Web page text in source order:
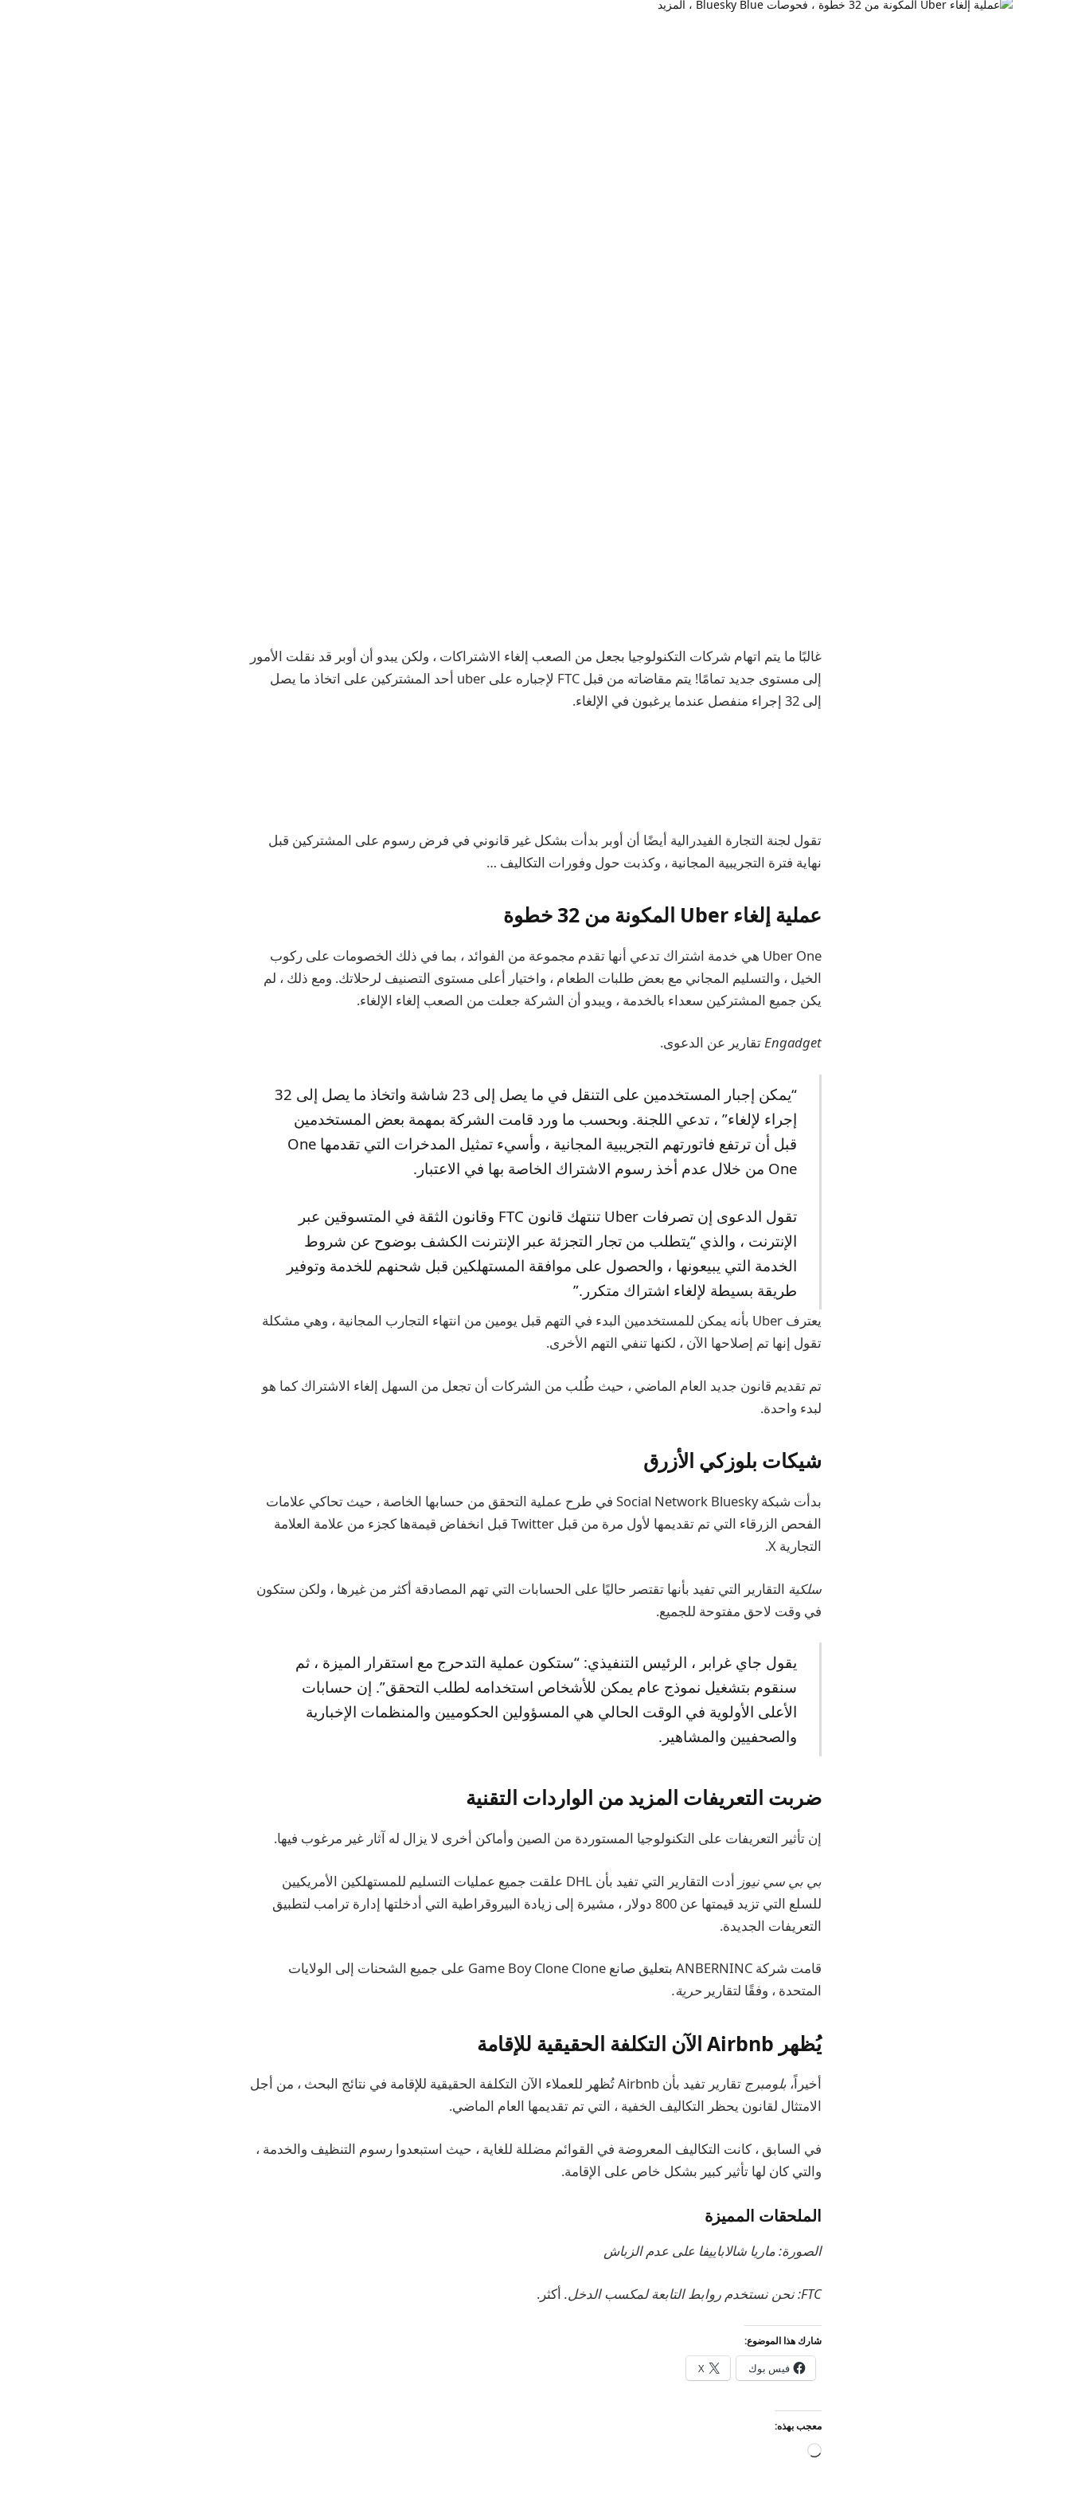
غالبًا ما يتم اتهام شركات التكنولوجيا بجعل من الصعب إلغاء الاشتراكات ، ولكن يبدو أن أوبر قد نقلت الأمور
إلى مستوى جديد تمامًا! يتم مقاضاته من قبل FTC لإجباره على uber أحد المشتركين على اتخاذ ما يصل
إلى 32 إجراء منفصل عندما يرغبون في الإلغاء.
تقول لجنة التجارة الفيدرالية أيضًا أن أوبر بدأت بشكل غير قانوني في فرض رسوم على المشتركين قبل
نهاية فترة التجريبية المجانية ، وكذبت حول وفورات التكاليف …
عملية إلغاء Uber المكونة من 32 خطوة
Uber One هي خدمة اشتراك تدعي أنها تقدم مجموعة من الفوائد ، بما في ذلك الخصومات على ركوب
الخيل ، والتسليم المجاني مع بعض طلبات الطعام ، واختيار أعلى مستوى التصنيف لرحلاتك. ومع ذلك ، لم
يكن جميع المشتركين سعداء بالخدمة ، ويبدو أن الشركة جعلت من الصعب إلغاء الإلغاء.
Engadgetتقارير عن الدعوى.
“يمكن إجبار المستخدمين على التنقل في ما يصل إلى 23 شاشة واتخاذ ما يصل إلى 32
إجراء لإلغاء” ، تدعي اللجنة. وبحسب ما ورد قامت الشركة بمهمة بعض المستخدمين
قبل أن ترتفع فاتورتهم التجريبية المجانية ، وأسيء تمثيل المدخرات التي تقدمها One
One من خلال عدم أخذ رسوم الاشتراك الخاصة بها في الاعتبار.
تقول الدعوى إن تصرفات Uber تنتهك قانون FTC وقانون الثقة في المتسوقين عبر
الإنترنت ، والذي “يتطلب من تجار التجزئة عبر الإنترنت الكشف بوضوح عن شروط
الخدمة التي يبيعونها ، والحصول على موافقة المستهلكين قبل شحنهم للخدمة وتوفير
طريقة بسيطة لإلغاء اشتراك متكرر.”
يعترف Uber بأنه يمكن للمستخدمين البدء في التهم قبل يومين من انتهاء التجارب المجانية ، وهي مشكلة
تقول إنها تم إصلاحها الآن ، لكنها تنفي التهم الأخرى.
تم تقديم قانون جديد العام الماضي ، حيث طُلب من الشركات أن تجعل من السهل إلغاء الاشتراك كما هو
لبدء واحدة.
شيكات بلوزكي الأزرق
بدأت شبكة Social Network Bluesky في طرح عملية التحقق من حسابها الخاصة ، حيث تحاكي علامات
الفحص الزرقاء التي تم تقديمها لأول مرة من قبل Twitter قبل انخفاض قيمةها كجزء من علامة العلامة
التجارية X.
سلكية التقارير التي تفيد بأنها تقتصر حاليًا على الحسابات التي تهم المصادقة أكثر من غيرها ، ولكن ستكون
في وقت لاحق مفتوحة للجميع.
يقول جاي غرابر ، الرئيس التنفيذي: “ستكون عملية التدحرج مع استقرار الميزة ، ثم
سنقوم بتشغيل نموذج عام يمكن للأشخاص استخدامه لطلب التحقق”. إن حسابات
الأعلى الأولوية في الوقت الحالي هي المسؤولين الحكوميين والمنظمات الإخبارية
والصحفيين والمشاهير.
ضربت التعريفات المزيد من الواردات التقنية
إن تأثير التعريفات على التكنولوجيا المستوردة من الصين وأماكن أخرى لا يزال له آثار غير مرغوب فيها.
بي بي سي نيوز
أدت التقارير التي تفيد بأن DHL علقت جميع عمليات التسليم للمستهلكين الأمريكيين
للسلع التي تزيد قيمتها عن 800 دولار ، مشيرة إلى زيادة البيروقراطية التي أدخلتها إدارة ترامب لتطبيق
التعريفات الجديدة.
قامت شركة ANBERNINC بتعليق صانع Game Boy Clone Clone على جميع الشحنات إلى الولايات
المتحدة ، وفقًا لتقاريرحرية.
يُظهر Airbnb الآن التكلفة الحقيقية للإقامة
أخيراً، بلومبرج
تقارير تفيد بأن Airbnb تُظهر للعملاء الآن التكلفة الحقيقية للإقامة في نتائج البحث ، من أجل
الامتثال لقانون يحظر التكاليف الخفية ، التي تم تقديمها العام الماضي.
في السابق ، كانت التكاليف المعروضة في القوائم مضللة للغاية ، حيث استبعدوا رسوم التنظيف والخدمة ،
والتي كان لها تأثير كبير بشكل خاص على الإقامة.
الملحقات المميزة
الصورة: ماريا شالاباييفا على عدم الزباش
FTC: نحن نستخدم روابط التابعة لمكسب الدخل. أكثر.
شارك هذا الموضوع:
فيس بوك X
معجب بهذه:
جاري